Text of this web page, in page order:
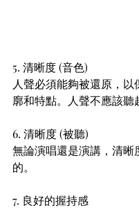
5. 清晰度 (音色)
人聲必須能夠被還原，以
廓和特點。人聲不應該聽
6. 清晰度 (被聽)
無論演唱還是演講，清晰
的。
7. 良好的握持感